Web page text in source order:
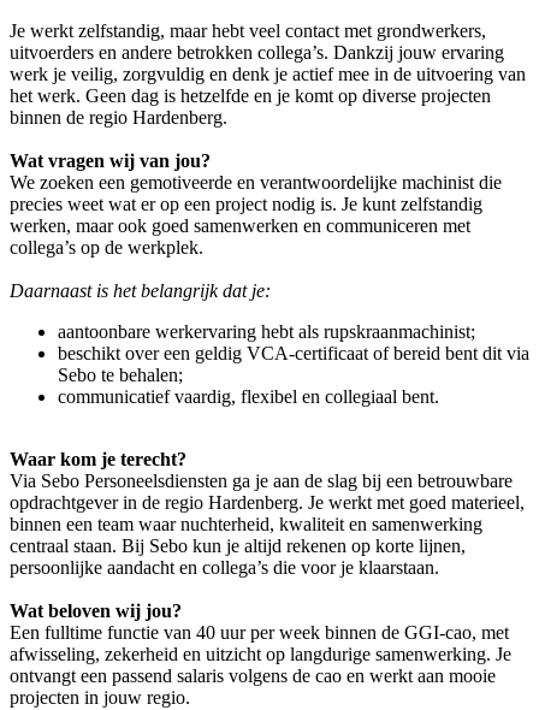
Je werkt zelfstandig, maar hebt veel contact met grondwerkers,
uitvoerders en andere betrokken collega’s. Dankzij jouw ervaring
werk je veilig, zorgvuldig en denk je actief mee in de uitvoering van
het werk. Geen dag is hetzelfde en je komt op diverse projecten
binnen de regio Hardenberg.
Wat vragen wij van jou?
We zoeken een gemotiveerde en verantwoordelijke machinist die
precies weet wat er op een project nodig is. Je kunt zelfstandig
werken, maar ook goed samenwerken en communiceren met
collega’s op de werkplek.
Daarnaast is het belangrijk dat je:
aantoonbare werkervaring hebt als rupskraanmachinist;
beschikt over een geldig VCA-certificaat of bereid bent dit via
Sebo te behalen;
communicatief vaardig, flexibel en collegiaal bent.
Waar kom je terecht?
Via Sebo Personeelsdiensten ga je aan de slag bij een betrouwbare
opdrachtgever in de regio Hardenberg. Je werkt met goed materieel,
binnen een team waar nuchterheid, kwaliteit en samenwerking
centraal staan. Bij Sebo kun je altijd rekenen op korte lijnen,
persoonlijke aandacht en collega’s die voor je klaarstaan.
Wat beloven wij jou?
Een fulltime functie van 40 uur per week binnen de GGI-cao, met
afwisseling, zekerheid en uitzicht op langdurige samenwerking. Je
ontvangt een passend salaris volgens de cao en werkt aan mooie
projecten in jouw regio.